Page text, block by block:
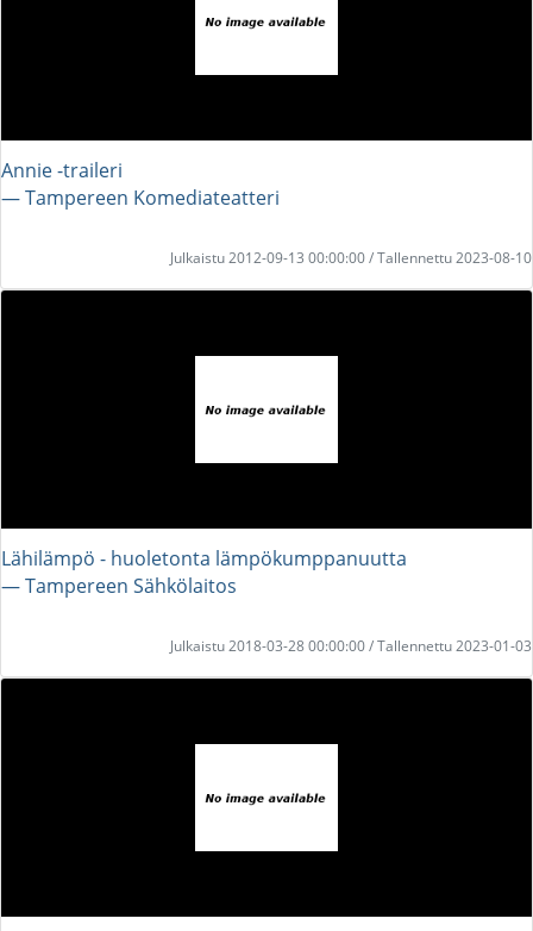
Annie -traileri
― Tampereen Komediateatteri
Julkaistu 2012-09-13 00:00:00 / Tallennettu 2023-08-10
Lähilämpö - huoletonta lämpökumppanuutta
― Tampereen Sähkölaitos
Julkaistu 2018-03-28 00:00:00 / Tallennettu 2023-01-03